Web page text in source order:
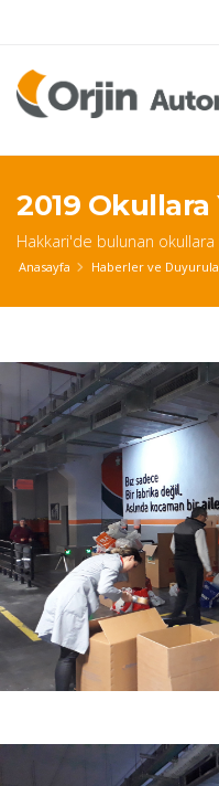
2019
Hakkari'de bulunan
Anasayfa Haberler ve